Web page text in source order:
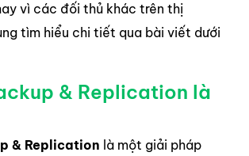
vì các đối thủ khác trên thị
tìm hiểu chi tiết qua bài viết dưới
& Replication là
& Replication là một giải pháp